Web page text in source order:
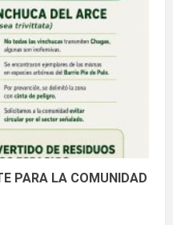
PARA LA COMUNIDAD